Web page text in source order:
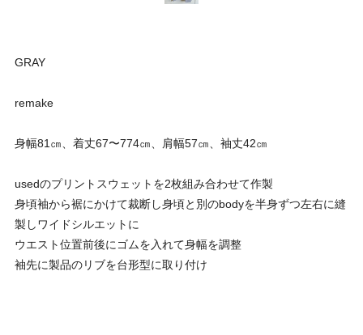
GRAY
remake
身幅81㎝、着丈67〜774㎝、肩幅57㎝、袖丈42㎝
usedのプリントスウェットを2枚組み合わせて作製
身頃袖から裾にかけて裁断し身頃と別のbodyを半身ずつ左右に縫
製しワイドシルエットに
ウエスト位置前後にゴムを入れて身幅を調整
袖先に製品のリブを台形型に取り付け